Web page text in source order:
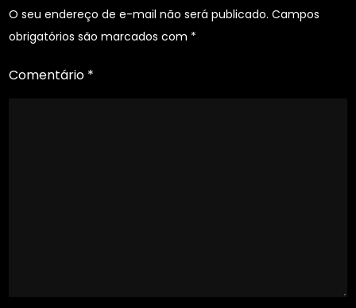
O seu endereço de e-mail não será publicado. Campos
obrigatórios são marcados com *
Comentário *